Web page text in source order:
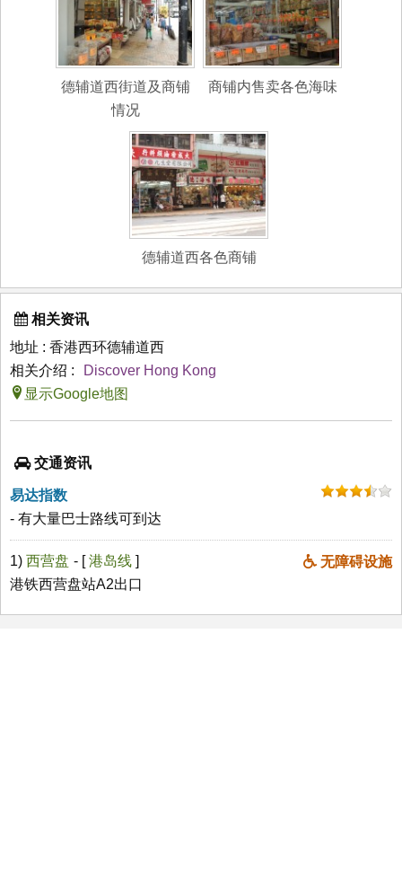
德辅道西街道及商铺
情况
商铺内售卖各色海味
德辅道西各色商铺
相关资讯
地址 : 香港西环德辅道西
相关介绍 :
Discover Hong Kong
显示Google地图
交通资讯
易达指数
- 有大量巴士路线可到达
1) 西营盘 无障碍设施
- [港岛线 ]
港铁西营盘站A2出口